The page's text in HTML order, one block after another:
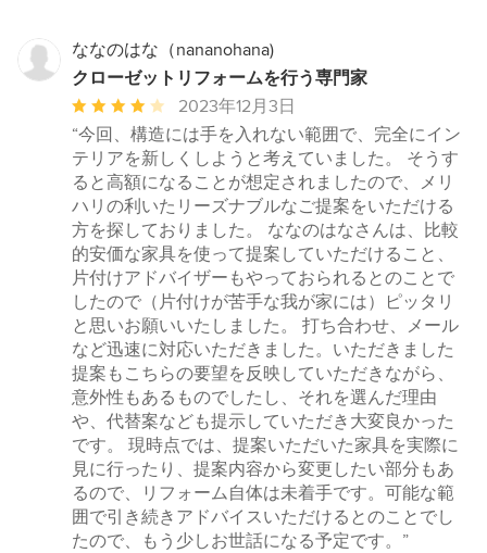
ななのはな（nananohana)
クローゼットリフォームを行う専門家
平
均
評
価：
5
つ
星
中
星
4
2023年12月3日
“今回、構造には手を入れない範囲で、完全にイン
テリアを新しくしようと考えていました。 そうす
ると高額になることが想定されましたので、メリ
ハリの利いたリーズナブルなご提案をいただける
方を探しておりました。 ななのはなさんは、比較
的安価な家具を使って提案していただけること、
片付けアドバイザーもやっておられるとのことで
したので（片付けが苦手な我が家には）ピッタリ
と思いお願いいたしました。 打ち合わせ、メール
など迅速に対応いただきました。いただきました
提案もこちらの要望を反映していただきながら、
意外性もあるものでしたし、それを選んだ理由
や、代替案なども提示していただき大変良かった
です。 現時点では、提案いただいた家具を実際に
見に行ったり、提案内容から変更したい部分もあ
るので、リフォーム自体は未着手です。可能な範
囲で引き続きアドバイスいただけるとのことでし
たので、もう少しお世話になる予定です。”